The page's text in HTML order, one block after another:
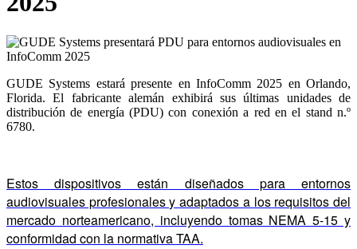
GUDE Systems estará presente en InfoComm 2025 en Orlando,
Florida. El fabricante alemán exhibirá sus últimas unidades de
distribución de energía (PDU) con conexión a red en el stand n.º
6780.
Estos dispositivos están diseñados para entornos
audiovisuales profesionales y adaptados a los requisitos del
mercado norteamericano, incluyendo tomas NEMA 5-15 y
conformidad con la normativa TAA.